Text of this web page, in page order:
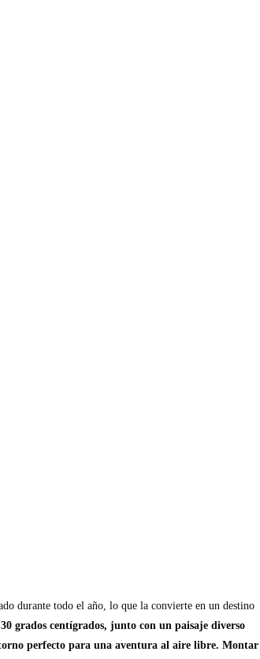
durante todo el año, lo que la convierte en un destino
grados centígrados, junto con un paisaje diverso
perfecto para una aventura al aire libre. Montar